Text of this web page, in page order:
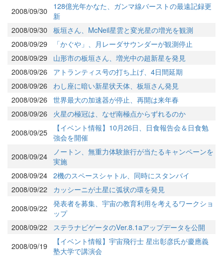
2008/09/30
128億光年かなた、ガンマ線バーストの最遠記録更
新
2008/09/30 板垣さん、McNeil星雲と変光星の増光を観測
2008/09/29
「かぐや」、月レーダサウンダーが観測停止
2008/09/29
山形市の板垣さん、増光中の超新星を発見
2008/09/26
アトランティス号の打ち上げ、4日間延期
2008/09/26 わし座に暗い新星状天体、板垣さん発見
2008/09/26 世界最大の加速器が停止、再開は来年春
2008/09/26
火星の極冠は、なぜ南極点からずれるのか
2008/09/25
【イベント情報】10月26日、日食報告会＆日食勉
強会を開催
2008/09/24
ノートン、無重力体験旅行が当たるキャンペーンを
実施
2008/09/24 2機のスペースシャトル、同時にスタンバイ
2008/09/22
カッシーニが土星に弧状の環を発見
2008/09/22 発表者を募集、宇宙の教育利用を考えるワークショ
ップ
2008/09/22
ステラナビゲータのVer.8.1aアップデータを公開
2008/09/19
【イベント情報】宇宙飛行士 星出彰彦氏が慶應義
塾大学で講演会